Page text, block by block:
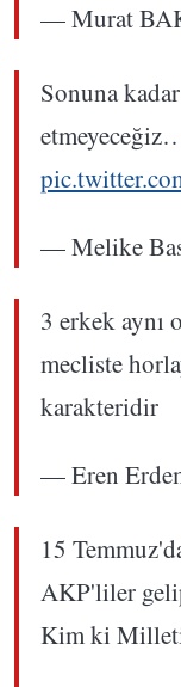
— Murat
Sonuna
— Melike
3 erkek
mecliste
karakteridir
— Eren
15
AKP'liler
Kim ki